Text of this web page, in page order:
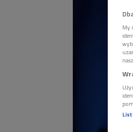
My